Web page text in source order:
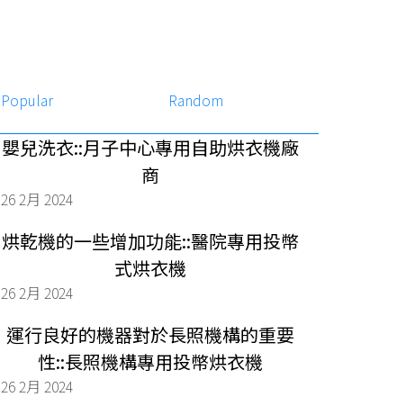
Popular Random
嬰兒洗衣::月子中心專用自助烘衣機廠
商
26 2月 2024
烘乾機的一些增加功能::醫院專用投幣
式烘衣機
26 2月 2024
運行良好的機器對於長照機構的重要
性::長照機構專用投幣烘衣機
26 2月 2024